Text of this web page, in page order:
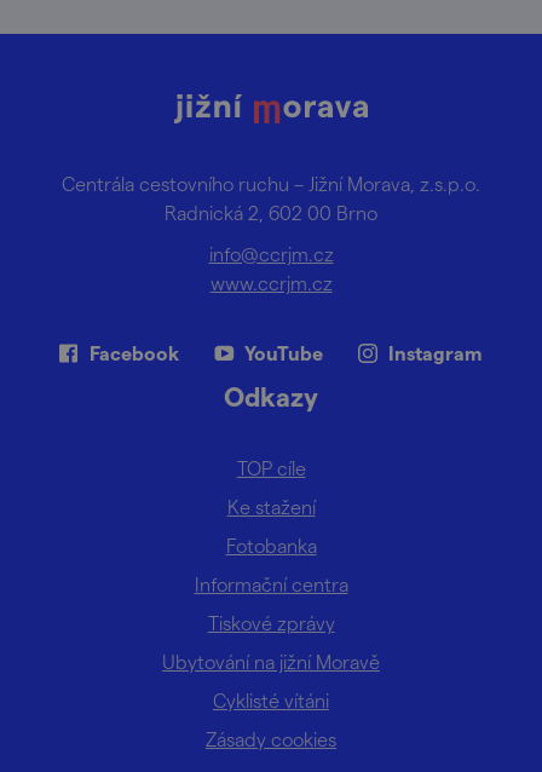
Centrála cestovního ruchu – Jižní Morava, z.s.p.o.
Radnická 2, 602 00 Brno
info@ccrjm.cz
www.ccrjm.cz
Facebook YouTube Instagram
Odkazy
TOP cíle
Ke stažení
Fotobanka
Informační centra
Tiskové zprávy
Ubytování na jižní Moravě
Cyklisté vítáni
Zásady cookies